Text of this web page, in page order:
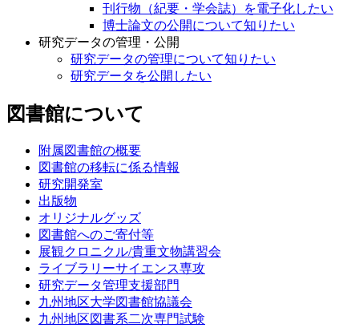
刊行物（紀要・学会誌）を電子化したい
博士論文の公開について知りたい
研究データの管理・公開
研究データの管理について知りたい
研究データを公開したい
図書館について
附属図書館の概要
図書館の移転に係る情報
研究開発室
出版物
オリジナルグッズ
図書館へのご寄付等
展観クロニクル/貴重文物講習会
ライブラリーサイエンス専攻
研究データ管理支援部門
九州地区大学図書館協議会
九州地区図書系二次専門試験